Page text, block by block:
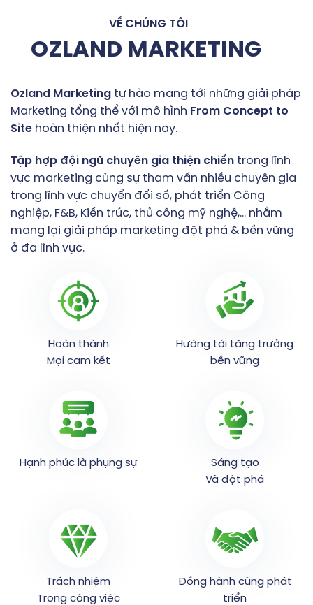
VỀ CHÚNG TÔI
OZLAND MARKETING
Ozland Marketing tự hào mang tới những giải pháp
Marketing tổng thể với mô hình From Concept to
Site hoàn thiện nhất hiện nay.
Tập hợp đội ngũ chuyên gia thiện chiến trong lĩnh
vực marketing cùng sự tham vấn nhiều chuyên gia
trong lĩnh vực chuyển đổi số, phát triển Công
nghiệp, F&B, Kiến trúc, thủ công mỹ nghệ,… nhằm
mang lại giải pháp marketing đột phá & bền vững
ở đa lĩnh vực.
Hoàn thành
Mọi cam kết
Hướng tới tăng trưởng
bền vững
Hạnh phúc là phụng sự
Sáng tạo
Và đột phá
Trách nhiệm
Trong công việc
Đồng hành cùng phát
triển